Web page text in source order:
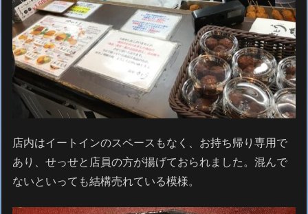
店内はイートインのスペースもなく、お持ち帰り専用で
あり、せっせと店員の方が揚げておられました。混んで
ないといっても結構売れている模様。